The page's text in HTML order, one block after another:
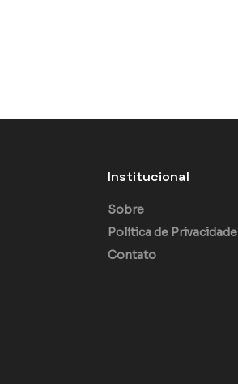
Institucional
Sobre
Política de Privacidade
Contato